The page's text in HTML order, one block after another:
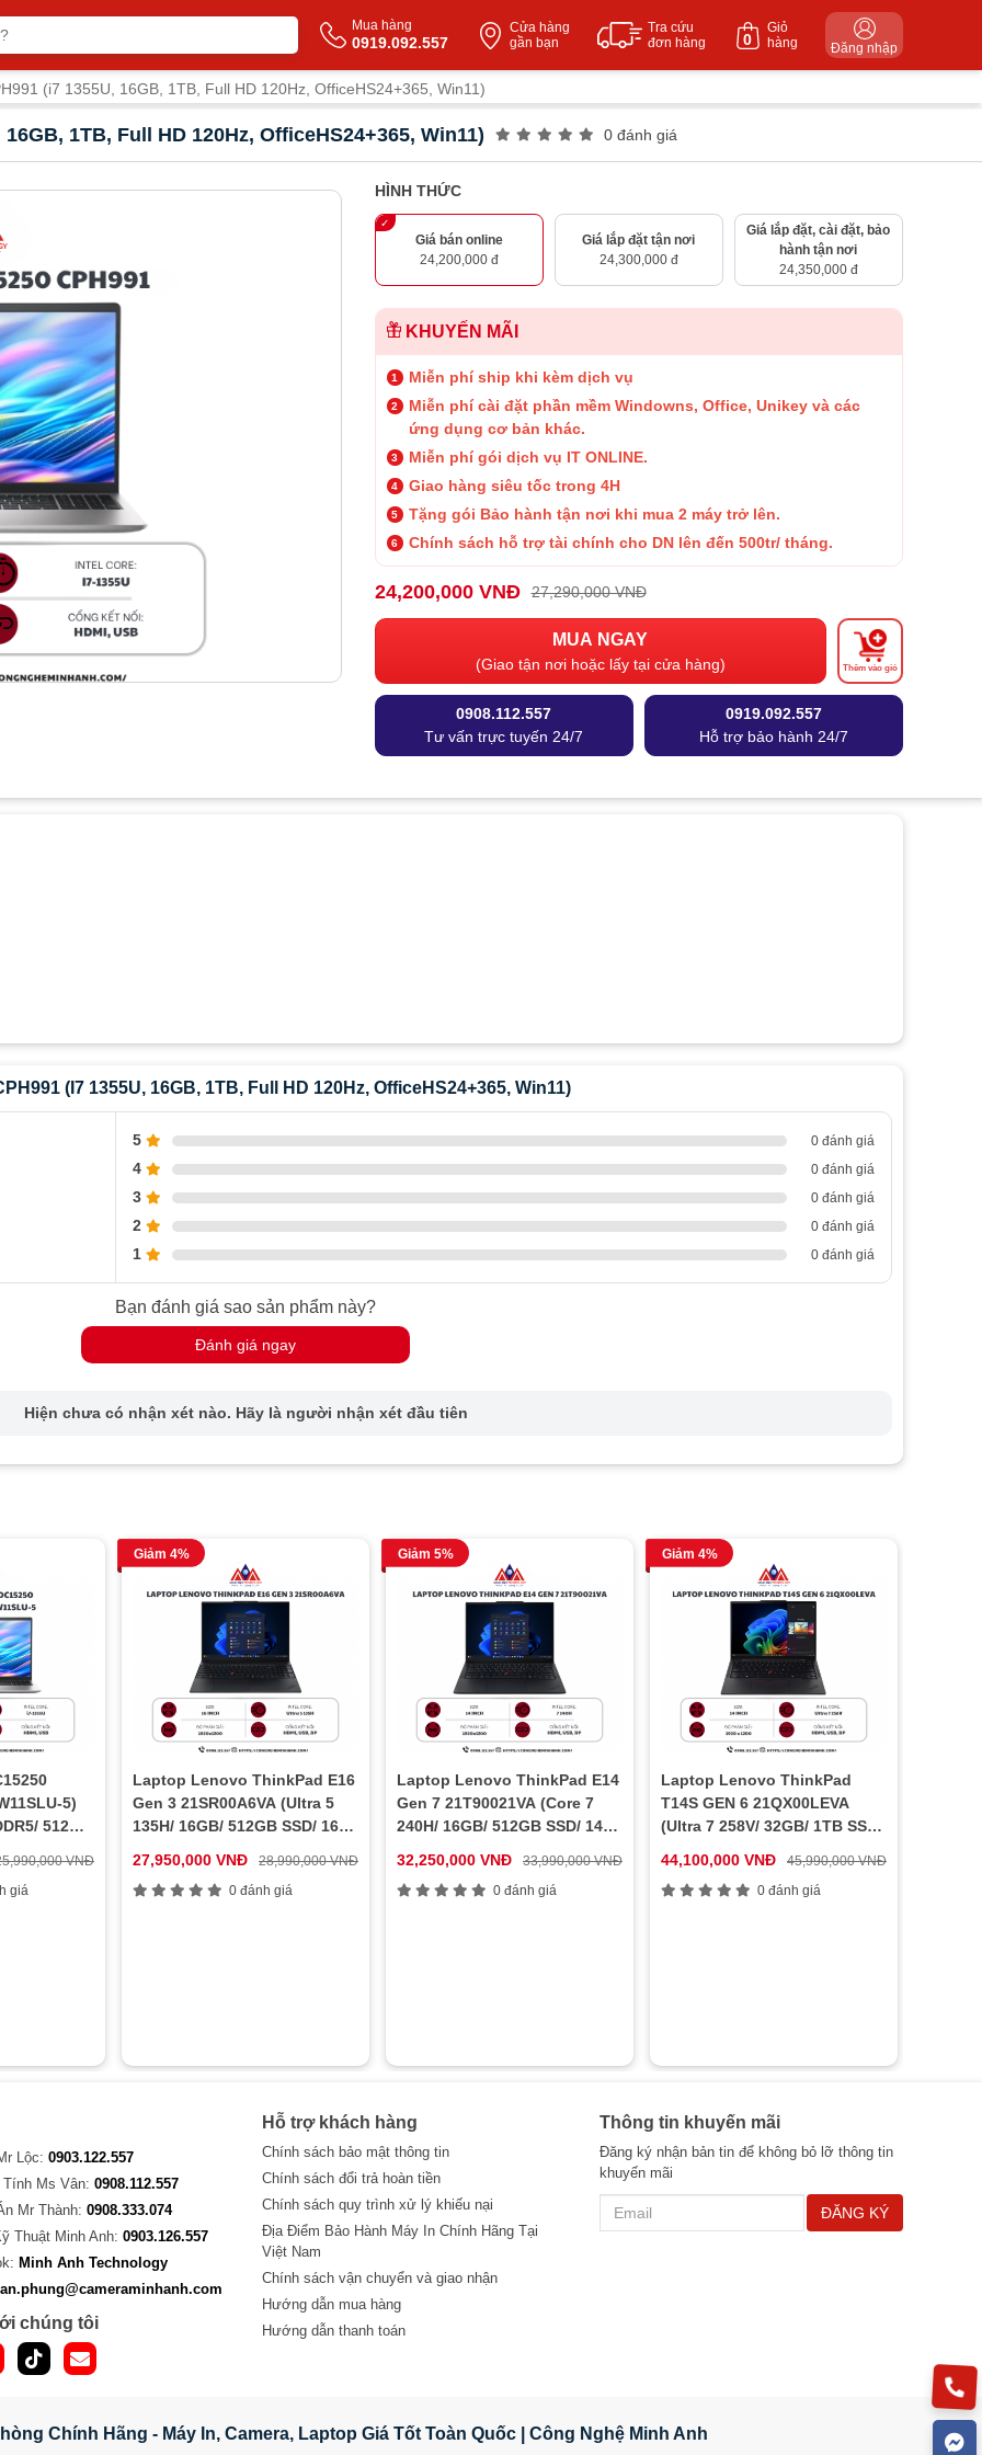
Mua hàng
0919.092.557
Cửa hàng
gần bạn
Tra cứu
đơn hàng
Giỏ
hàng
0 Đăng nhập
(i7 1355U, 16GB, 1TB, Full HD 120Hz, OfficeHS24+365, Win11)
1TB, Full HD 120Hz, OfficeHS24+365, Win11) 0 đánh giá
HÌNH THỨC
Giá bán online
24,200,000 đ
Giá lắp đặt tận nơi
24,300,000 đ
Giá lắp đặt, cài đặt, bảo
hành tận nơi
24,350,000 đ
KHUYẾN MÃI
Miễn phí ship khi kèm dịch vụ
Miễn phí cài đặt phần mềm Windowns, Office, Unikey và các
ứng dụng cơ bản khác.
Miễn phí gói dịch vụ IT ONLINE.
Giao hàng siêu tốc trong 4H
Tặng gói Bảo hành tận nơi khi mua 2 máy trở lên.
Chính sách hỗ trợ tài chính cho DN lên đến 500tr/ tháng.
24,200,000 VNĐ 27,290,000 VNĐ
MUA NGAY
(Giao tận nơi hoặc lấy tại cửa hàng) Thêm vào giỏ
0908.112.557
Tư vấn trực tuyến 24/7
0919.092.557
Hỗ trợ bảo hành 24/7
(i7 1355U, 16GB, 1TB, Full HD 120Hz, OfficeHS24+365, Win11)
5 0 đánh giá
4 0 đánh giá
3 0 đánh giá
2 0 đánh giá
1 0 đánh giá
Bạn đánh giá sao sản phẩm này?
Đánh giá ngay
Hiện chưa có nhận xét nào. Hãy là người nhận xét đầu tiên
OS:
11 Home
5)
512GB
11 Home/
VNĐ
giá
Giảm 4%
Laptop Lenovo ThinkPad E16
Gen 3 21SR00A6VA (Ultra 5
135H/ 16GB/ 512GB SSD/ 16
nhôm/ 2Y)
27,950,000 VNĐ
28,990,000 VNĐ
0 đánh giá
Giảm 5%
Laptop Lenovo ThinkPad E14
Gen 7 21T90021VA (Core 7
240H/ 16GB/ 512GB SSD/ 14
nhôm/ 2Y)
32,250,000 VNĐ
33,990,000 VNĐ
0 đánh giá
Giảm 4%
Laptop Lenovo ThinkPad
T14S GEN 6 21QX00LEVA
(Ultra 7 258V/ 32GB/ 1TB SSD/
Carbon/ 3Y)
44,100,000 VNĐ
45,990,000 VNĐ
0 đánh giá
Lộc: 0903.122.557
Ms Vân: 0908.112.557
Mr Thành: 0908.333.074
Thuật Minh Anh: 0903.126.557
Minh Anh Technology
chúng tôi
Hỗ trợ khách hàng
Chính sách bảo mật thông tin
Chính sách đổi trả hoàn tiền
Chính sách quy trình xử lý khiếu nại
Địa Điểm Bảo Hành Máy In Chính Hãng Tại
Việt Nam
Chính sách vận chuyển và giao nhận
Hướng dẫn mua hàng
Hướng dẫn thanh toán
Thông tin khuyến mãi
Đăng ký nhận bản tin để không bỏ lỡ thông tin
khuyến mãi
ĐĂNG KÝ
Chính Hãng - Máy In, Camera, Laptop Giá Tốt Toàn Quốc | Công Nghệ Minh Anh